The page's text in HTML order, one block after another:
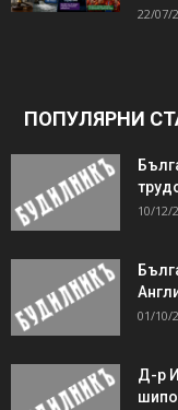
22/07/
ПОПУЛЯРНИ
10/12/
01/10/
Д-р